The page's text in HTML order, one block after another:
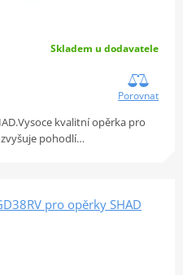
Skladem u dodavatele
Porovnat
kvalitní opěrka pro
pohodlí…
pro opěrky SHAD